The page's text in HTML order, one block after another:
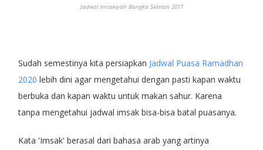
Jadwal Imsakiyah Bangka Selatan 2017
Sudah semestinya kita persiapkan Jadwal Puasa Ramadhan
2020 lebih dini agar mengetahui dengan pasti kapan waktu
berbuka dan kapan waktu untuk makan sahur. Karena
tanpa mengetahui jadwal imsak bisa-bisa batal puasanya.
Kata 'Imsak' berasal dari bahasa arab yang artinya